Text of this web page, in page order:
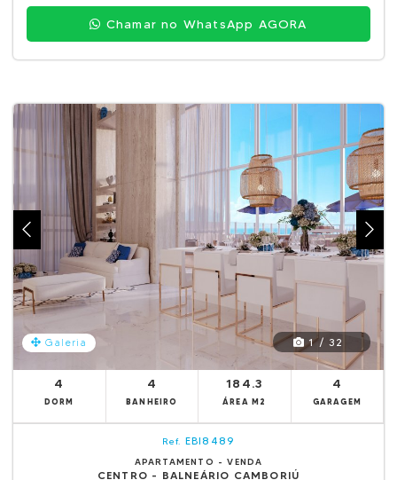
Chamar no WhatsApp AGORA
Galeria 1 / 32
4
DORM
4
BANHEIRO
184.3
ÁREA M2
4
GARAGEM
Ref. EBI8489
APARTAMENTO - VENDA
CENTRO - BALNEÁRIO CAMBORIÚ